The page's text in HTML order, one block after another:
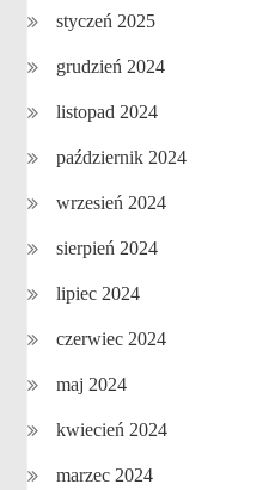
styczeń 2025
grudzień 2024
listopad 2024
październik 2024
wrzesień 2024
sierpień 2024
lipiec 2024
czerwiec 2024
maj 2024
kwiecień 2024
marzec 2024